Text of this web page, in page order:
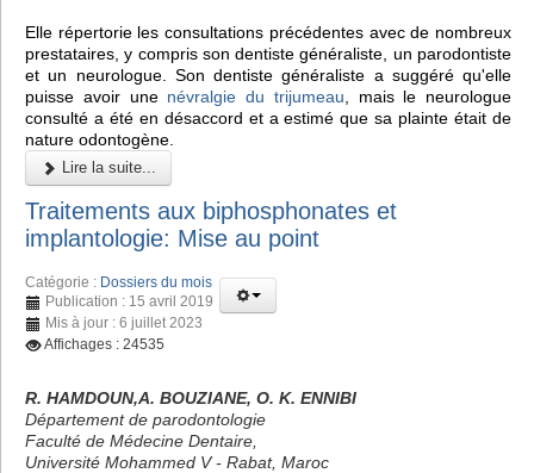
Elle répertorie les consultations précédentes avec de nombreux
prestataires, y compris son dentiste généraliste, un parodontiste
et un neurologue. Son dentiste généraliste a suggéré qu'elle
puisse avoir une névralgie du trijumeau , mais le neurologue
consulté a été en désaccord et a estimé que sa plainte était de
nature odontogène.
Lire la suite...
Traitements aux biphosphonates et
implantologie: Mise au point
Catégorie : Dossiers du mois
Publication : 15 avril 2019
Mis à jour : 6 juillet 2023
Affichages : 24535
R. HAMDOUN,A. BOUZIANE, O. K. ENNIBI
Département de parodontologie
Faculté de Médecine Dentaire,
Université Mohammed V - Rabat, Maroc